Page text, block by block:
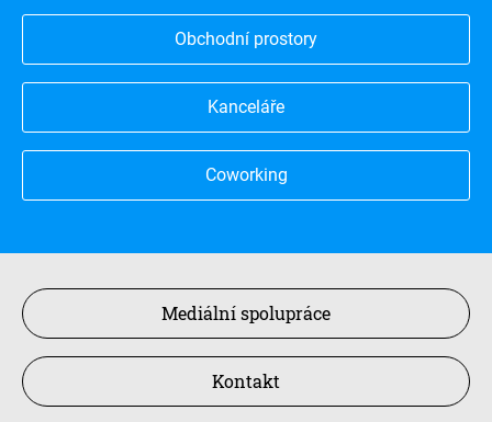
Obchodní prostory
Kanceláře
Coworking
Mediální spolupráce
Kontakt